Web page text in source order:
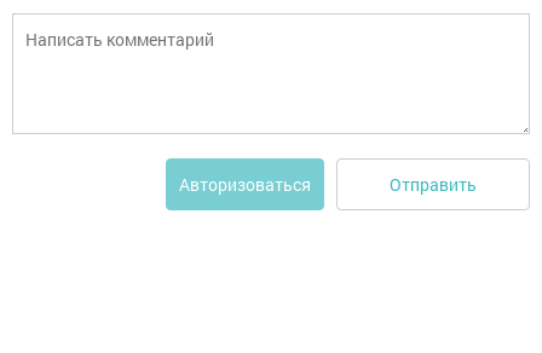
Авторизоваться Отправить